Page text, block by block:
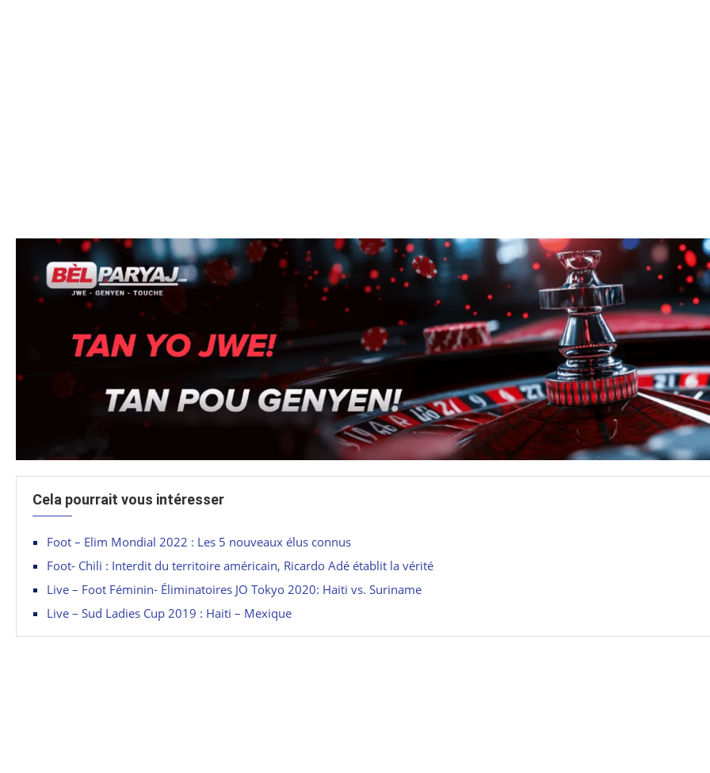
Cela pourrait vous intéresser
Foot – Elim Mondial 2022 : Les 5 nouveaux élus connus
Foot- Chili : Interdit du territoire américain, Ricardo Adé établit la vérité
Live – Foot Féminin- Éliminatoires JO Tokyo 2020: Haiti vs. Suriname
Live – Sud Ladies Cup 2019 : Haiti – Mexique